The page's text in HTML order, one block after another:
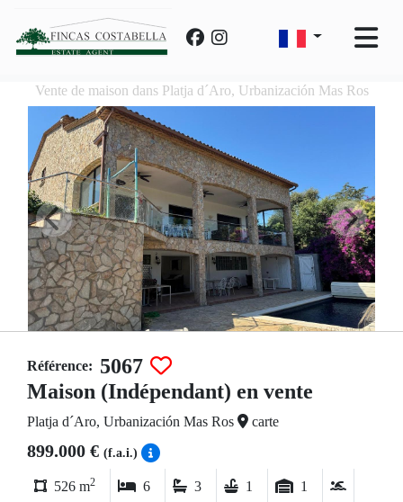
Vente de maison dans Platja d´Aro, Urbanización Mas Ros
Référence: 5067
Maison (Indépendant) en vente
Platja d´Aro, Urbanización Mas Ros carte
899.000 € (f.a.i.)
526 m2 6 3 1 1